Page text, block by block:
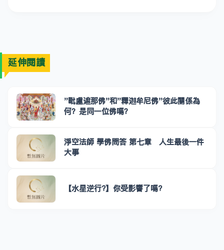
延伸閱讀
"毗盧遮那佛"和"釋迦牟尼佛"彼此關係為
何？是同一位佛嗎？
淨空法師 學佛問答 第七章 人生最後一件
大事
【水星逆行?】你受影響了嗎?